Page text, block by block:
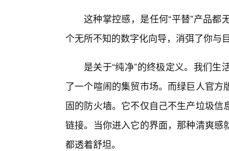
这种掌控感，是任何“平替”产品
个无所不知的数字化向导，消弭了你与
是关于“纯净”的终极定义。我们
了一个喧闹的集贸市场。而绿巨人官
固的防火墙。它不仅自己不生产垃圾
链接。当你进入它的界面，那种清爽
都透着舒坦。